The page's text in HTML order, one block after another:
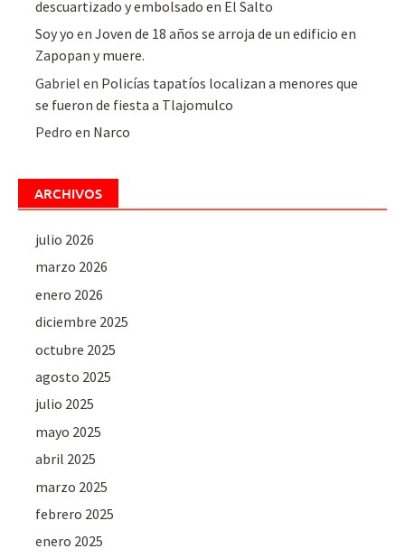
descuartizado y embolsado en El Salto
Soy yo enJoven de 18 años se arroja de un edificio en
Zapopan y muere.
Gabriel en Policías tapatíos localizan a menores que
se fueron de fiesta a Tlajomulco
Pedro en Narco
ARCHIVOS
julio 2026
marzo 2026
enero 2026
diciembre 2025
octubre 2025
agosto 2025
julio 2025
mayo 2025
abril 2025
marzo 2025
febrero 2025
enero 2025